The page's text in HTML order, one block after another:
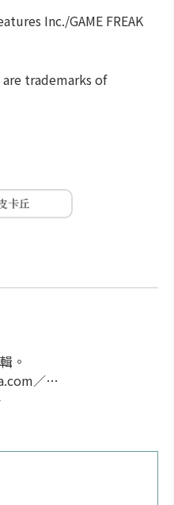
Inc./GAME FREAK
trademarks of
卡丘
。
／